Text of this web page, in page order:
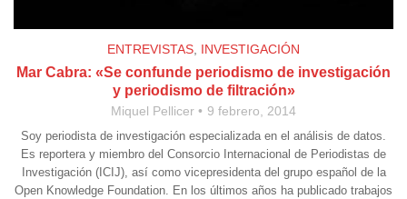
ENTREVISTAS INVESTIGACIÓN
Mar Cabra: «Se confunde periodismo de investigación
y periodismo de filtración»
Miquel Pellicer 9 febrero, 2014
Soy periodista de investigación especializada en el análisis de datos.
Es reportera y miembro del Consorcio Internacional de Periodistas de
Investigación (ICIJ), así como vicepresidenta del grupo español de la
Open Knowledge Foundation. En los últimos años ha publicado trabajos